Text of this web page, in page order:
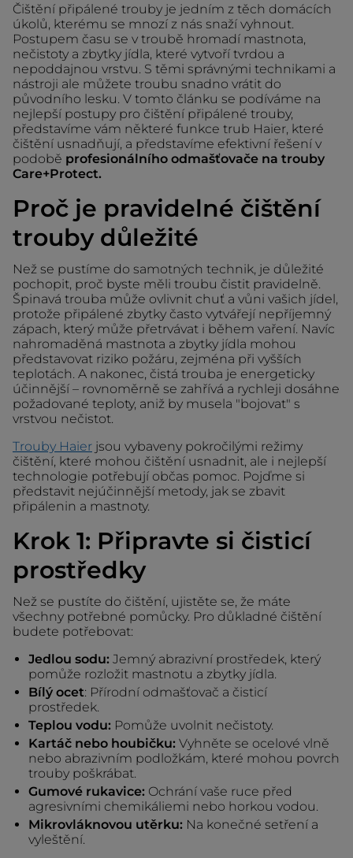
Čištění připálené trouby je jedním z těch domácích
úkolů, kterému se mnozí z nás snaží vyhnout.
Postupem času se v troubě hromadí mastnota,
nečistoty a zbytky jídla, které vytvoří tvrdou a
nepoddajnou vrstvu. S těmi správnými technikami a
nástroji ale můžete troubu snadno vrátit do
původního lesku. V tomto článku se podíváme na
nejlepší postupy pro čištění připálené trouby,
představíme vám některé funkce trub Haier, které
čištění usnadňují, a představíme efektivní řešení v
podobě profesionálního odmašťovače na trouby
Care+Protect.
Proč je pravidelné čištění
trouby důležité
Než se pustíme do samotných technik, je důležité
pochopit, proč byste měli troubu čistit pravidelně.
Špinavá trouba může ovlivnit chuť a vůni vašich jídel,
protože připálené zbytky často vytvářejí nepříjemný
zápach, který může přetrvávat i během vaření. Navíc
nahromaděná mastnota a zbytky jídla mohou
představovat riziko požáru, zejména při vyšších
teplotách. A nakonec, čistá trouba je energeticky
účinnější – rovnoměrně se zahřívá a rychleji dosáhne
požadované teploty, aniž by musela "bojovat" s
vrstvou nečistot.
Trouby Haier jsou vybaveny pokročilými režimy
čištění, které mohou čištění usnadnit, ale i nejlepší
technologie potřebují občas pomoc. Pojďme si
představit nejúčinnější metody, jak se zbavit
připálenin a mastnoty.
Krok 1: Připravte si čisticí
prostředky
Než se pustíte do čištění, ujistěte se, že máte
všechny potřebné pomůcky. Pro důkladné čištění
budete potřebovat:
Jedlou sodu: Jemný abrazivní prostředek, který
pomůže rozložit mastnotu a zbytky jídla.
Bílý ocet: Přírodní odmašťovač a čisticí
prostředek.
Teplou vodu: Pomůže uvolnit nečistoty.
Kartáč nebo houbičku: Vyhněte se ocelové vlně
nebo abrazivním podložkám, které mohou povrch
trouby poškrábat.
Gumové rukavice: Ochrání vaše ruce před
agresivními chemikáliemi nebo horkou vodou.
Mikrovláknovou utěrku: Na konečné setření a
vyleštění.